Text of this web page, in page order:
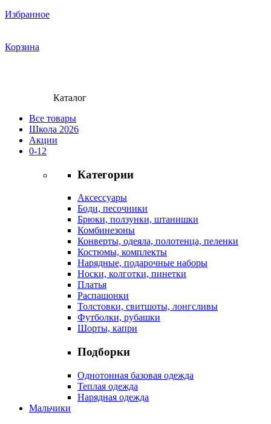
Избранное
Корзина
Каталог
Все товары
Школа 2026
Акции
0-12
Категории
Аксессуары
Боди, песочники
Брюки, ползунки, штанишки
Комбинезоны
Конверты, одеяла, полотенца, пеленки
Костюмы, комплекты
Нарядные, подарочные наборы
Носки, колготки, пинетки
Платья
Распашонки
Толстовки, свитшоты, лонгсливы
Футболки, рубашки
Шорты, капри
Подборки
Однотонная базовая одежда
Теплая одежда
Нарядная одежда
Мальчики